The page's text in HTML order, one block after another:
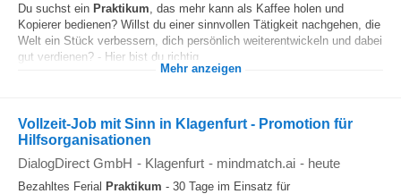
Du suchst ein Praktikum, das mehr kann als Kaffee holen und
Kopierer bedienen? Willst du einer sinnvollen Tätigkeit nachgehen, die
Welt ein Stück verbessern, dich persönlich weiterentwickeln und dabei
gut verdienen? - Hier bist du richtig...
Mehr anzeigen
Vollzeit-Job mit Sinn in Klagenfurt - Promotion für
Hilfsorganisationen
DialogDirect GmbH - Klagenfurt - mindmatch.ai - heute
Bezahltes Ferial Praktikum - 30 Tage im Einsatz für